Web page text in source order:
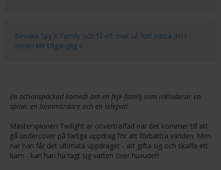
Bevaka Spy X Family och få ett mail så fort nästa del i
serien blir tillgänglig »
En actionspäckad komedi om en fejk-familj som inkluderar en
spion, en lönnmördare och en telepat!
Mästerspionen Twilight är oöverträffad när det kommer till att
gå undercover på farliga uppdrag för att förbättra världen. Men
när han får det ultimata uppdraget - att gifta sig och skaffa ett
barn - kan han ha tagt sig vatten över huvudet!